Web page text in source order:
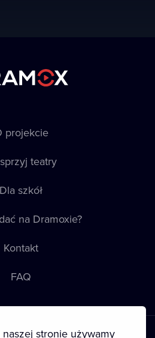
projekcie
teatry
Dla szkół
na Dramoxie?
Kontakt
FAQ
stronie używamy